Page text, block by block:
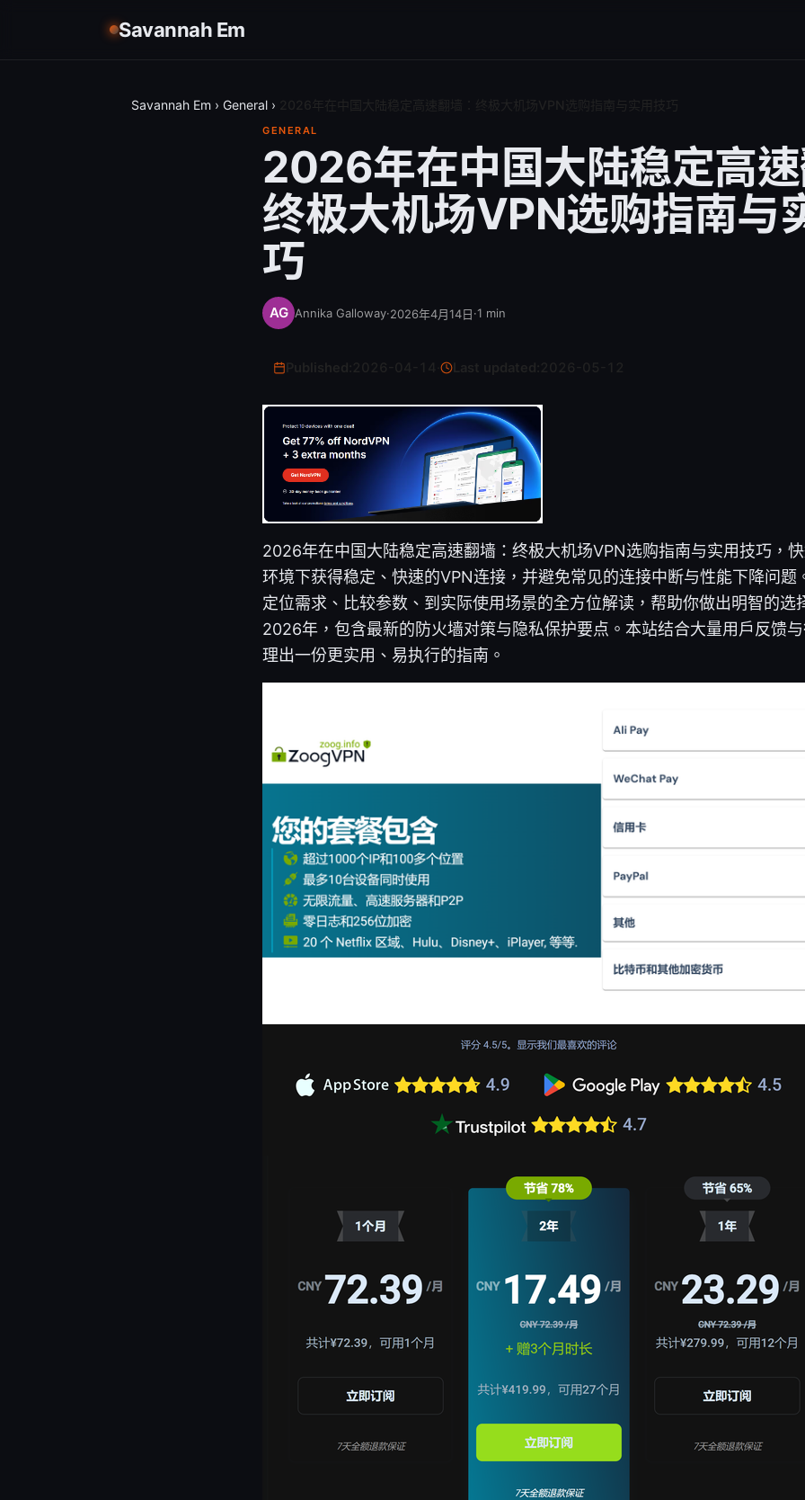
Savannah Em
Savannah Em › General ›
GENERAL
2026年在中国大陆稳定高速
终极大机场VPN选购指南与
巧
Annika Galloway·2026年4月14日·1 min
Last updated:
2026年在中国大陆稳定高速翻墙：终极大机场VPN选购指南与实用技巧，
环境下获得稳定、快速的VPN连接，并避免常见的连接中断与性能下降问题
定位需求、比较参数、到实际使用场景的全方位解读，帮助你做出明智的选
2026年，包含最新的防火墙对策与隐私保护要点。本站结合大量用户反馈
理出一份更实用、易执行的指南。